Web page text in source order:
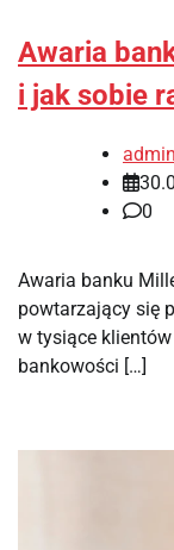
Awaria
i jak sobie
admin
0
Awaria banku
powtarzający się
w tysiące
bankowości […]